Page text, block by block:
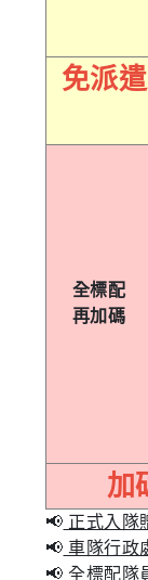
免派
全標配
再加碼
加
📢 正式入隊
📢 車隊行政
📢 全標配隊